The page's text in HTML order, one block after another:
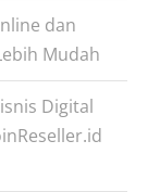
dan
Mudah
Digital